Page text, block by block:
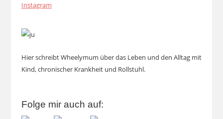
Instagram
Hier schreibt Wheelymum über das Leben und den Alltag mit
Kind, chronischer Krankheit und Rollstuhl.
Folge mir auch auf: